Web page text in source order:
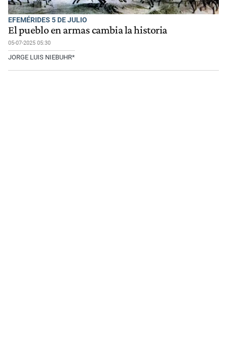
EFEMÉRIDES 5 DE JULIO
El pueblo en armas cambia la historia
05-07-2025 05:30
JORGE LUIS NIEBUHR*